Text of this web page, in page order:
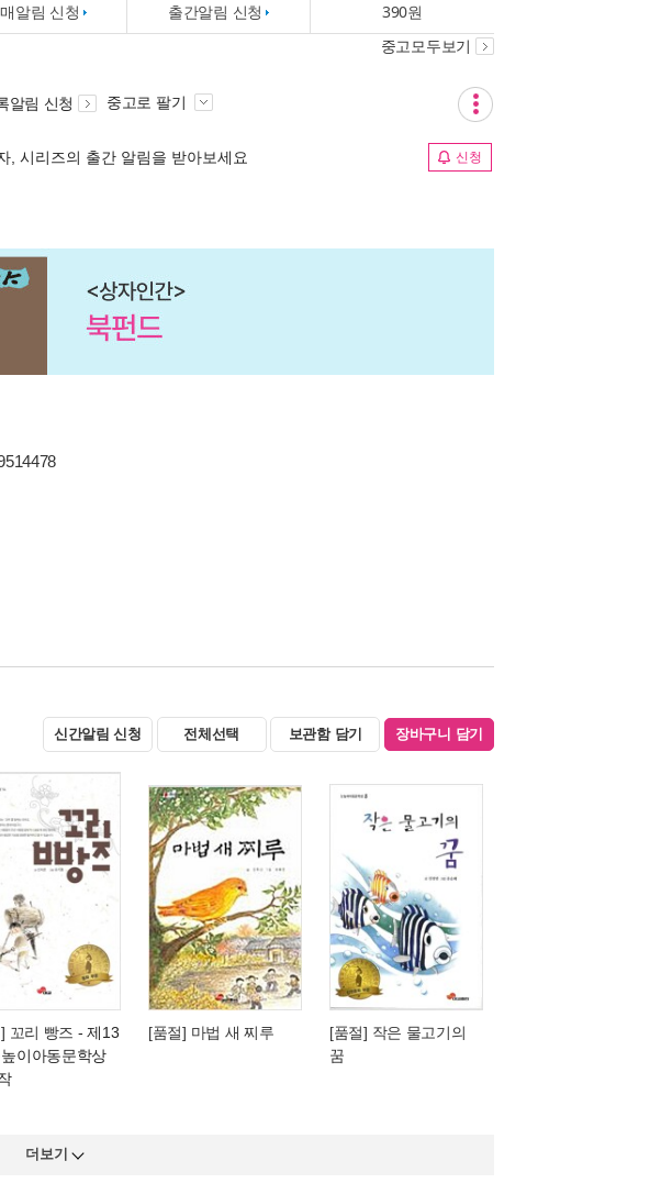
알림 신청 출간알림 신청 390원
중고모두보기
알림 신청 중고로 팔기
, 시리즈의 출간 알림을 받아보세요 신청
신간알림 신청 전체선택 보관함 담기 장바구니 담기
꼬리 빵즈 - 제13
이아동문학상
[품절] 마법 새 찌루
[품절] 작은 물고기의
꿈
더보기